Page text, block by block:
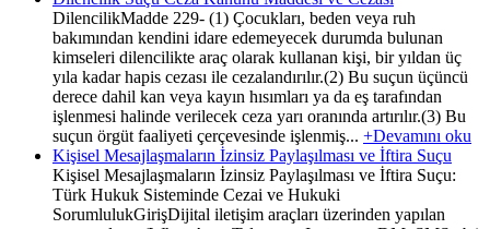
DilencilikMadde 229- (1) Çocukları, beden veya ruh
bakımından kendini idare edemeyecek durumda bulunan
kimseleri dilencilikte araç olarak kullanan kişi, bir yıldan üç
yıla kadar hapis cezası ile cezalandırılır.(2) Bu suçun üçüncü
derece dahil kan veya kayın hısımları ya da eş tarafından
işlenmesi halinde verilecek ceza yarı oranında artırılır.(3) Bu
suçun örgüt faaliyeti çerçevesinde işlenmiş... +Devamını oku
Kişisel Mesajlaşmaların İzinsiz Paylaşılması ve İftira Suçu
Kişisel Mesajlaşmaların İzinsiz Paylaşılması ve İftira Suçu:
Türk Hukuk Sisteminde Cezai ve Hukuki
SorumlulukGirişDijital iletişim araçları üzerinden yapılan